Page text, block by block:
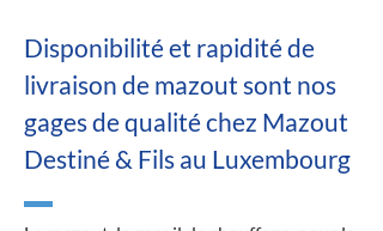
Disponibilité et rapidité de
livraison de mazout sont nos
gages de qualité chez Mazout
Destiné & Fils au Luxembourg